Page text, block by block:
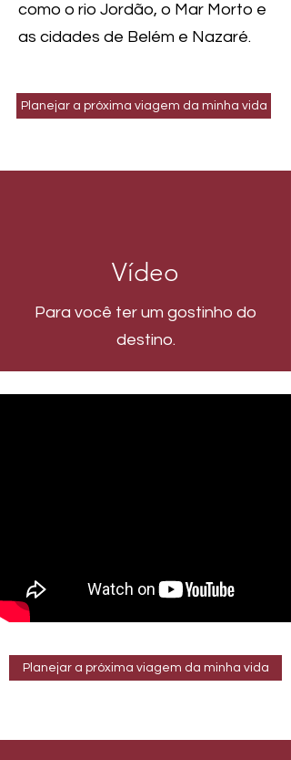
como o rio Jordão, o Mar Morto e
as cidades de Belém e Nazaré.
Planejar a próxima viagem da minha vida
Vídeo
Para você ter um gostinho do
destino.
Planejar a próxima viagem da minha vida